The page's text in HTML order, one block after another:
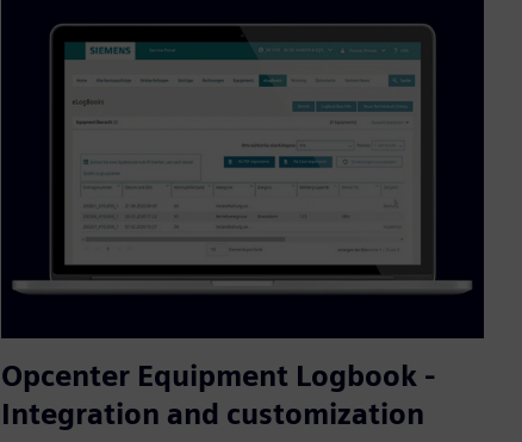
Opcenter Equipment Logbook -
Integration and customization